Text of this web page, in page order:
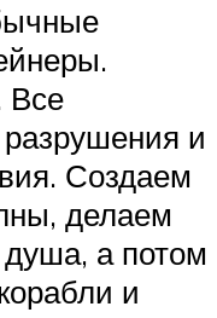
Все
и
Создаем
делаем
а потом
и